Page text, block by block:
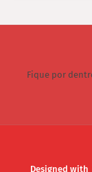
Fique por
Designed with